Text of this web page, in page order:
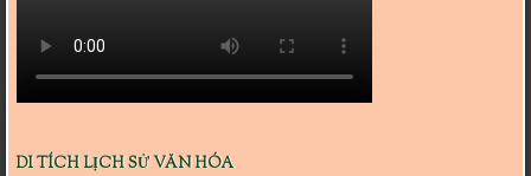
DI TÍCH LỊCH SỬ VĂN HÓA